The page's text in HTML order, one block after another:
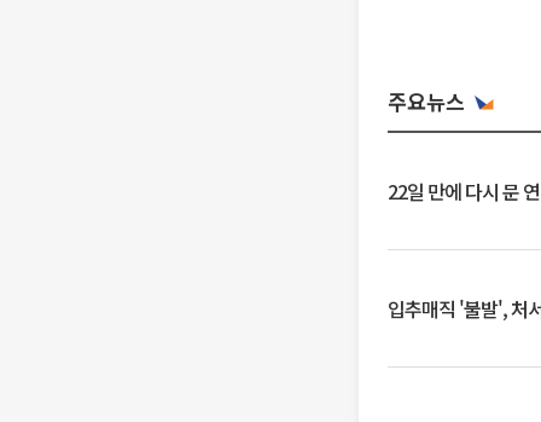
주요뉴스
22일 만에 다시 문
입추매직 '불발', 처